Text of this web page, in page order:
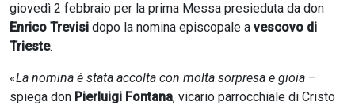
giovedì 2 febbraio per la prima Messa presieduta da don
Enrico Trevisi dopo la nomina episcopale a vescovo di
Trieste.
«La nomina è stata accolta con molta sorpresa e gioia –
spiega don Pierluigi Fontana, vicario parrocchiale di Cristo